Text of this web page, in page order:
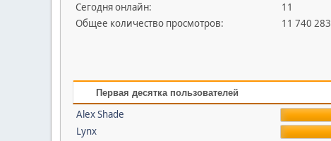
Сегодня онлайн:
11
Общее количество просмотров:
11 740 283
Первая десятка пользователей
Alex Shade
Lynx